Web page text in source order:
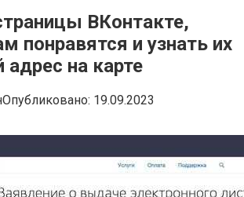
ВКонтакте,
понравятся и узнать их
адрес на карте
Опубликовано: 19.09.2023